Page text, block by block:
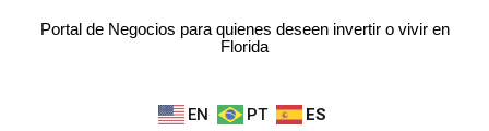
Portal de Negocios para quienes deseen invertir o vivir en
Florida
EN PT ES